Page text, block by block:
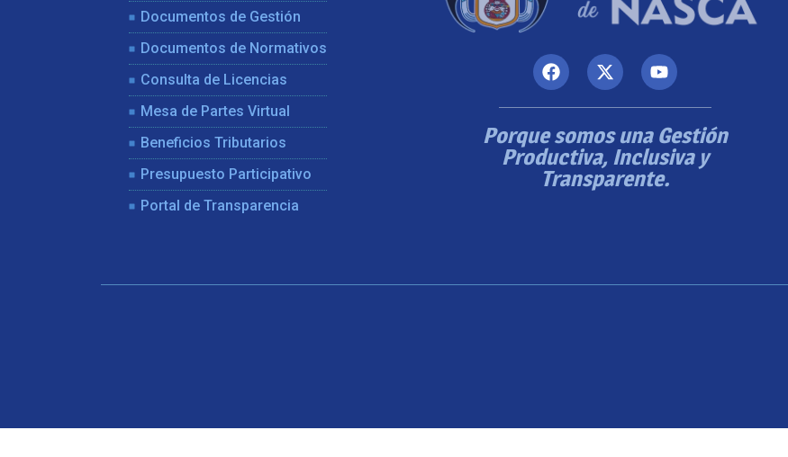
Documentos de Gestión
Documentos de Normativos
Consulta de Licencias
Mesa de Partes Virtual
Beneficios Tributarios
Presupuesto Participativo
Portal de Transparencia
Porque somos una Gestión
Productiva, Inclusiva y
Transparente.